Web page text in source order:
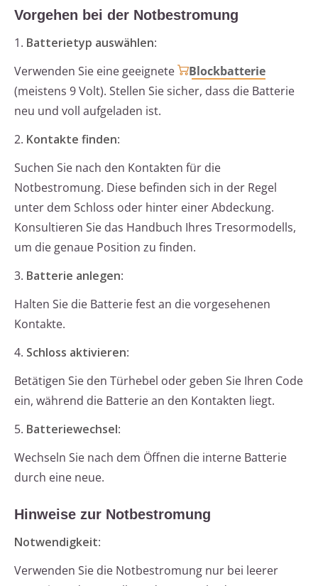
Vorgehen bei der Notbestromung
1. Batterietyp auswählen:
Verwenden Sie eine geeignete
Blockbatterie
(meistens 9 Volt). Stellen Sie sicher, dass die Batterie
neu und voll aufgeladen ist.
2. Kontakte finden:
Suchen Sie nach den Kontakten für die
Notbestromung. Diese befinden sich in der Regel
unter dem Schloss oder hinter einer Abdeckung.
Konsultieren Sie das Handbuch Ihres Tresormodells,
um die genaue Position zu finden.
3. Batterie anlegen:
Halten Sie die Batterie fest an die vorgesehenen
Kontakte.
4. Schloss aktivieren:
Betätigen Sie den Türhebel oder geben Sie Ihren Code
ein, während die Batterie an den Kontakten liegt.
5. Batteriewechsel:
Wechseln Sie nach dem Öffnen die interne Batterie
durch eine neue.
Hinweise zur Notbestromung
Notwendigkeit:
Verwenden Sie die Notbestromung nur bei leerer